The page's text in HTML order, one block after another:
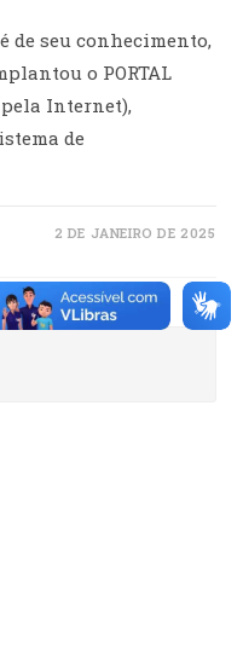
de seu conhecimento,
o PORTAL
pela Internet),
de
2 DE JANEIRO DE 2025